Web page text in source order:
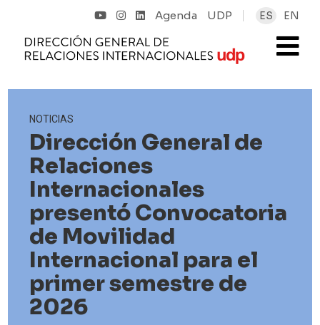
Agenda UDP ES EN
NOTICIAS
Dirección General de
Relaciones
Internacionales
presentó Convocatoria
de Movilidad
Internacional para el
primer semestre de
2026